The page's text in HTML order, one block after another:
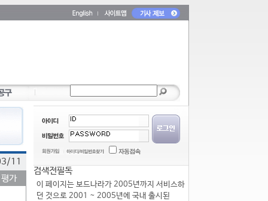
11
가
검색전필독
이 페이지는 보드나라가 2005년까지 서비스하
던 것으로 2001 ~ 2005년에 국내 출시된